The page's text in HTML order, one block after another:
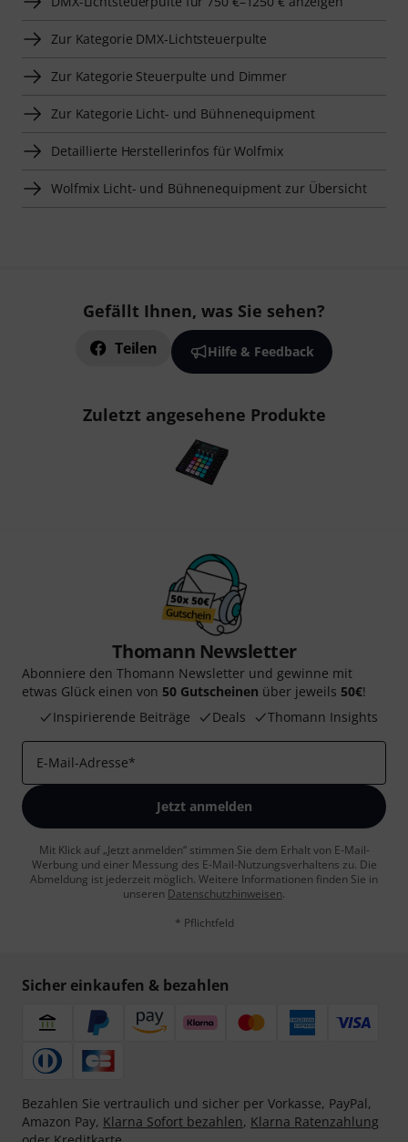
Zur Kategorie DMX-Lichtsteuerpulte
Zur Kategorie Steuerpulte und Dimmer
Zur Kategorie Licht- und Bühnenequipment
Detaillierte Herstellerinfos für Wolfmix
Wolfmix Licht- und Bühnenequipment zur Übersicht
Gefällt Ihnen, was Sie sehen?
Teilen Hilfe & Feedback
Zuletzt angesehene Produkte
Thomann Newsletter
Abonniere den Thomann Newsletter und gewinne mit
etwas Glück einen von 50 Gutscheinen über jeweils 50€!
Inspirierende Beiträge
Deals Thomann Insights
E-Mail-Adresse*
Jetzt anmelden
Mit Klick auf „Jetzt anmelden“ stimmen Sie dem Erhalt von E-Mail-
Werbung und einer Messung des E-Mail-Nutzungsverhaltens zu. Die
Abmeldung ist jederzeit möglich. Weitere Informationen finden Sie in
unseren Datenschutzhinweisen.
* Pflichtfeld
Sicher einkaufen & bezahlen
Bezahlen Sie vertraulich und sicher per Vorkasse, PayPal,
Amazon Pay, Klarna Sofort bezahlen, Klarna Ratenzahlung